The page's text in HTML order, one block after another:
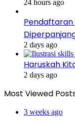
24 hours ago
Pendaftaran
2 days ago
Haruskah
2 days ago
Most Viewed
3 weeks ago